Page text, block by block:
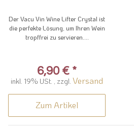
Der Vacu Vin Wine Lifter Crystal ist
die perfekte Lösung, um Ihren Wein
tropffrei zu servieren....
6,90 € *
inkl. 19% USt. , zzgl. Versand
Zum Artikel